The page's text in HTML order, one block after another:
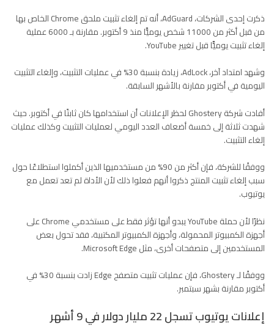
ذكرت إحدى الشركات، AdGuard، أنه تم إلغاء تثبيت ملحق Chrome الخاص بها
من قبل أكثر من 11000 شخص يوميًّا منذ 9 أكتوبر. مقارنة بـ 6000 عملية
إلغاء تثبيت يوميًّا قبل تغيير YouTube.
وشهد امتداد آخر، AdLock، زيادة بنسبة 30% في عمليات التثبيت، وإلغاء التثبيت
اليومية في أكتوبر مقارنة بالأشهر السابقة.
أفادت شركة Ghostery لحظر الإعلانات أن استخدامها كان ثابتًا في أكتوبر. حيث
شهدت ثلاثة إلى خمسة أضعاف العدد اليومي لعمليات التثبيت وكذلك عمليات
إلغاء التثبيت.
ووفقًا للشركة، فإن أكثر من 90% من مستخدميها الذين أكملوا استطلاعًا حول
سبب إلغاء تثبيت المنتج ذكروا أنهم فعلوا ذلك لأن الأداة لم تعد تعمل مع
يوتيوب.
نظرًا لأن حملة YouTube يبدو أنها تؤثر فقط على مستخدمي Chrome على
أجهزة الكمبيوتر المحمولة، وأجهزة الكمبيوتر المكتبية، فقد تحول بعض
المستخدمين إلى متصفحات أخرى، مثل Microsoft Edge.
ووفقًا لـ Ghostery، فإن عمليات تثبيت متصفح Edge زادت بنسبة 30% في
أكتوبر مقارنة بشهر سبتمبر.
إعلانات يوتيوب تسجل 22 مليار دولار في 9 أشهر